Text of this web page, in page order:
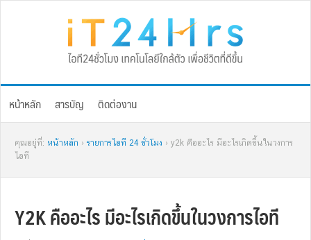
หน้าหลัก สารบัญ ติดต่องาน
คุณอยู่ที่: หน้าหลัก › รายการไอที 24 ชั่วโมง › y2k คืออะไร มีอะไรเกิดขึ้นในวงการ
ไอที
Y2K คืออะไร มีอะไรเกิดขึ้นในวงการไอที